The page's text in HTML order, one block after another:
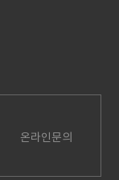
온라인문의